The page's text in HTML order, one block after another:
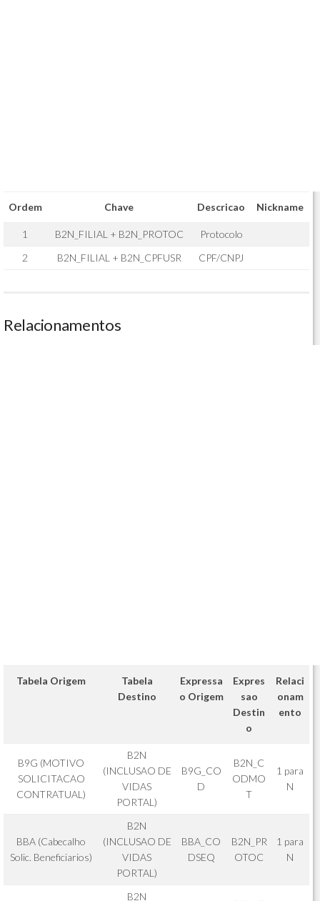
Ordem Chave Descricao Nickname
1 B2N_FILIAL + B2N_PROTOC
Protocolo
2
B2N_FILIAL + B2N_CPFUSR CPF/CNPJ
Relacionamentos
Tabela Origem
Tabela
Destino
Expressa
o Origem
Expres
sao
Destin
o
Relaci
onam
ento
B9G (MOTIVO
SOLICITACAO
CONTRATUAL)
B2N
(INCLUSAO DE
VIDAS
PORTAL)
B9G_CO
D
B2N_C
ODMO
T
1 para
N
BBA (Cabecalho
Solic. Beneficiarios)
B2N
(INCLUSAO DE
VIDAS
PORTAL)
BBA_CO
DSEQ
B2N_PR
OTOC
1 para
N
B2N